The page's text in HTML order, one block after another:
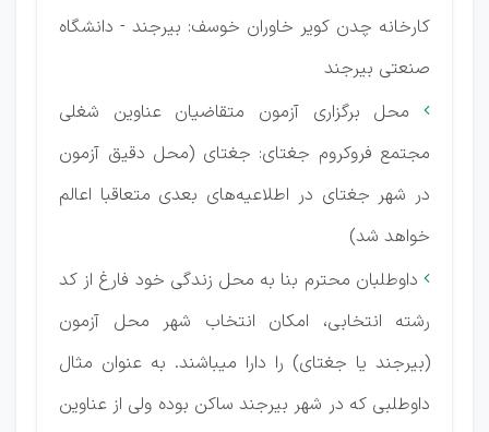
کارخانه چدن کویر خاوران خوسف: بیرجند - دانشگاه
صنعتی بیرجند

محل برگزاری آزمون متقاضیان عناوین شغلی
مجتمع فروکروم جغتای: جغتای (محل دقیق آزمون
در شهر جغتای در اطلاعیه‌های بعدی متعاقبا اعالم
خواهد شد)
 داوطلبان محترم بنا به محل زندگی خود فارغ از کد
رشته انتخابی، امکان انتخاب شهر محل آزمون
(بیرجند یا جغتای) را دارا میباشند. به عنوان مثال
داوطلبی که در شهر بیرجند ساکن بوده ولی از عناوین